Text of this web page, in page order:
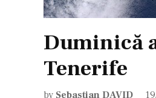
Duminică
Tenerife
by Sebastian DAVID